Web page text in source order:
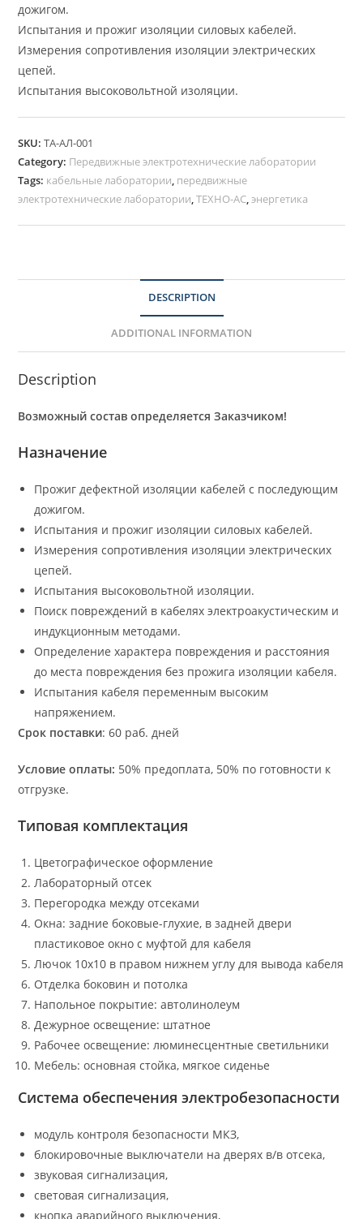
дожигом.
Испытания и прожиг изоляции силовых кабелей.
Измерения сопротивления изоляции электрических
цепей.
Испытания высоковольтной изоляции.
SKU:ТА-АЛ-001
Category: Передвижные электротехнические лаборатории
Tags: кабельные лаборатории передвижные
электротехнические лаборатории ,ТЕХНО-АС ,энергетика
DESCRIPTION
ADDITIONAL INFORMATION
Description
Возможный состав определяется Заказчиком!
Назначение
Прожиг дефектной изоляции кабелей с последующим
дожигом.
Испытания и прожиг изоляции силовых кабелей.
Измерения сопротивления изоляции электрических
цепей.
Испытания высоковольтной изоляции.
Поиск повреждений в кабелях электроакустическим и
индукционным методами.
Определение характера повреждения и расстояния
до места повреждения без прожига изоляции кабеля.
Испытания кабеля переменным высоким
напряжением.
Срок поставки: 60 раб. дней
Условие оплаты: 50% предоплата, 50% по готовности к
отгрузке.
Типовая комплектация
Цветографическое оформление
Лабораторный отсек
Перегородка между отсеками
Окна: задние боковые-глухие, в задней двери
пластиковое окно с муфтой для кабеля
Лючок 10х10 в правом нижнем углу для вывода кабеля
Отделка боковин и потолка
Напольное покрытие: автолинолеум
Дежурное освещение: штатное
Рабочее освещение: люминесцентные светильники
Мебель: основная стойка, мягкое сиденье
Система обеспечения электробезопасности
модуль контроля безопасности МКЗ,
блокировочные выключатели на дверях в/в отсека,
звуковая сигнализация,
световая сигнализация,
кнопка аварийного выключения,